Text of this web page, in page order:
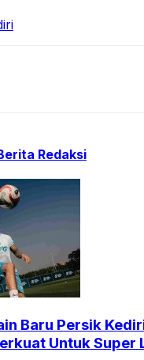
Redaksi
Baru Persik
Untuk Super